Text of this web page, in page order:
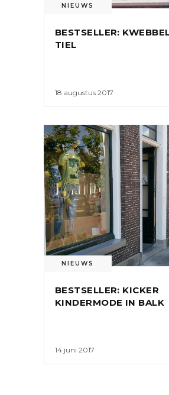
NIEUWS
BESTSELLER:
TIEL
18 augustus 2017
NIEUWS
BESTSELLER: KICKER
KINDERMODE IN BALK
14 juni 2017